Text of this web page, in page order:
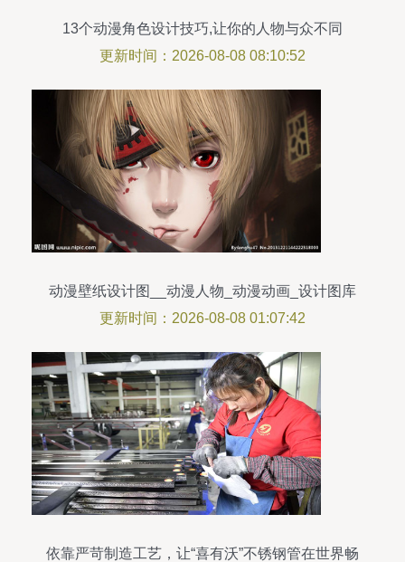
13个动漫角色设计技巧,让你的人物与众不同
更新时间：2026-08-08 08:10:52
动漫壁纸设计图__动漫人物_动漫动画_设计图库
更新时间：2026-08-08 01:07:42
依靠严苛制造工艺，让“喜有沃”不锈钢管在世界畅